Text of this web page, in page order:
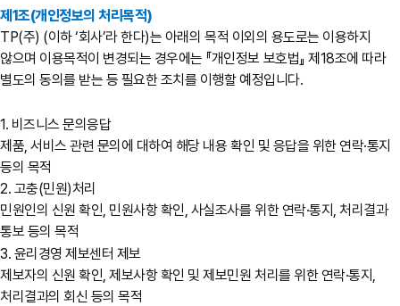
제1조(개인정보의 처리목적)
TP(주) (이하 ‘회사’라 한다)는 아래의 목적 이외의 용도로는 이용하지
않으며 이용목적이 변경되는 경우에는 『개인정보 보호법』 제18조에 따라
별도의 동의를 받는 등 필요한 조치를 이행할 예정입니다.
1. 비즈니스 문의응답
제품, 서비스 관련 문의에 대하여 해당 내용 확인 및 응답을 위한 연락·통지
등의 목적
2. 고충(민원)처리
민원인의 신원 확인, 민원사항 확인, 사실조사를 위한 연락·통지, 처리결과
통보 등의 목적
3. 윤리경영 제보센터 제보
제보자의 신원 확인, 제보사항 확인 및 제보민원 처리를 위한 연락·통지,
처리결과의 회신 등의 목적